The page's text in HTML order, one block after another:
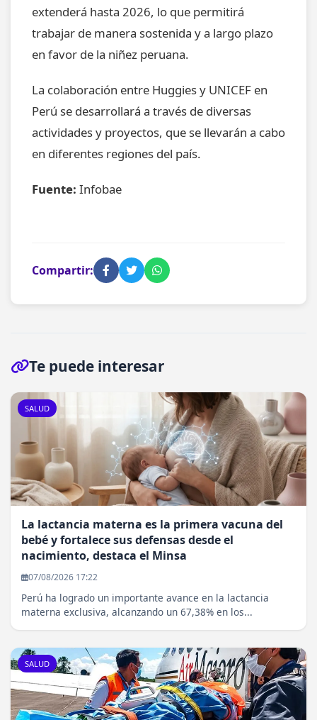
extenderá hasta 2026, lo que permitirá
trabajar de manera sostenida y a largo plazo
en favor de la niñez peruana.
La colaboración entre Huggies y UNICEF en
Perú se desarrollará a través de diversas
actividades y proyectos, que se llevarán a cabo
en diferentes regiones del país.
Fuente: Infobae
Compartir:
Te puede interesar
SALUD
La lactancia materna es la primera vacuna del
bebé y fortalece sus defensas desde el
nacimiento, destaca el Minsa
07/08/2026 17:22
Perú ha logrado un importante avance en la lactancia
materna exclusiva, alcanzando un 67,38% en los...
SALUD